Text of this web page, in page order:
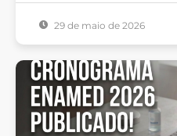
29 de maio de 2026